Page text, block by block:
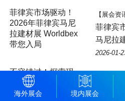
菲律宾市场驱动！
2026年菲律宾马尼
拉建材展 Worldbex
带您入局
【展会资
菲律宾
马尼拉
2026-01-
不容错过！探索现
在和未来时尚趋
势：日本东京服装
【展会资
不容错
趋势：
海外展会 境内展会